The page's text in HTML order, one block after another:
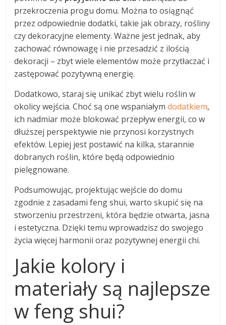
przekroczenia progu domu. Można to osiągnąć
przez odpowiednie dodatki, takie jak obrazy, rośliny
czy dekoracyjne elementy. Ważne jest jednak, aby
zachować równowagę i nie przesadzić z ilością
dekoracji – zbyt wiele elementów może przytłaczać i
zastępować pozytywną energię.
Dodatkowo, staraj się unikać zbyt wielu roślin w
okolicy wejścia. Choć są one wspaniałymdodatkiem,
ich nadmiar może blokować przepływ energii, co w
dłuższej perspektywie nie przynosi korzystnych
efektów. Lepiej jest postawić na kilka, starannie
dobranych roślin, które będą odpowiednio
pielęgnowane.
Podsumowując, projektując wejście do domu
zgodnie z zasadami feng shui, warto skupić się na
stworzeniu przestrzeni, która będzie otwarta, jasna
i estetyczna. Dzięki temu wprowadzisz do swojego
życia więcej harmonii oraz pozytywnej energii chi.
Jakie kolory i
materiały są najlepsze
w feng shui?